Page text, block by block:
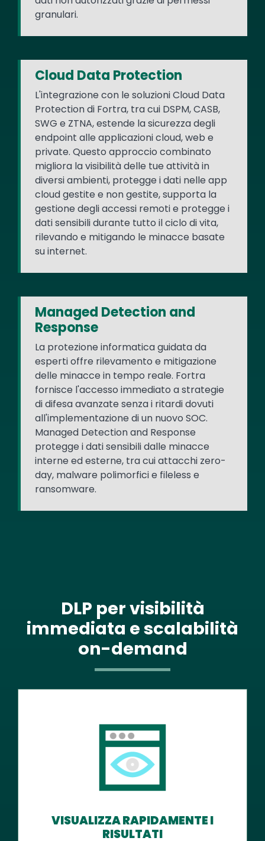
granulari.
Cloud Data Protection
L'integrazione con le soluzioni Cloud Data
Protection di Fortra, tra cui DSPM, CASB,
SWG e ZTNA, estende la sicurezza degli
endpoint alle applicazioni cloud, web e
private. Questo approccio combinato
migliora la visibilità delle tue attività in
diversi ambienti, protegge i dati nelle app
cloud gestite e non gestite, supporta la
gestione degli accessi remoti e protegge i
dati sensibili durante tutto il ciclo di vita,
rilevando e mitigando le minacce basate
su internet.
Managed Detection and
Response
La protezione informatica guidata da
esperti offre rilevamento e mitigazione
delle minacce in tempo reale. Fortra
fornisce l'accesso immediato a strategie
di difesa avanzate senza i ritardi dovuti
all'implementazione di un nuovo SOC.
Managed Detection and Response
protegge i dati sensibili dalle minacce
interne ed esterne, tra cui attacchi zero-
day, malware polimorfici e fileless e
ransomware.
DLP per visibilità
immediata e scalabilità
on-demand
VISUALIZZA RAPIDAMENTE I
RISULTATI